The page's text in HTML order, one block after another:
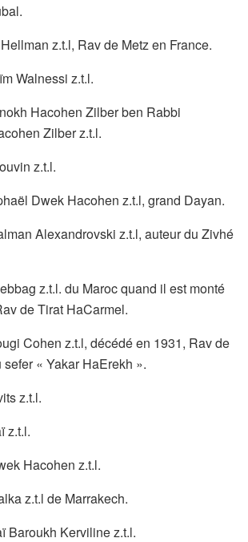
z.t.l, Rav de Metz en France.
Walnessi z.t.l.
Hacohen Zilber ben Rabbi
Zilber z.t.l.
z.t.l.
Dwek Hacohen z.t.l, grand Dayan.
Alexandrovski z.t.l, auteur du Zivhé
z.t.l. du Maroc quand il est monté
de Tirat HaCarmel.
Cohen z.t.l, décédé en 1931, Rav de
« Yakar HaErekh ».
z.t.l.
z.t.l.
Hacohen z.t.l.
z.t.l de Marrakech.
Baroukh Kerviline z.t.l.